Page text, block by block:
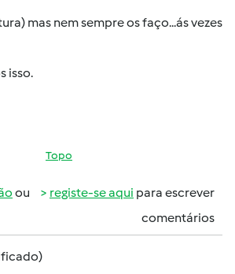
mas nem sempre os faço...ás vezes
isso.
Topo
ou registe-se aqui para escrever
comentários